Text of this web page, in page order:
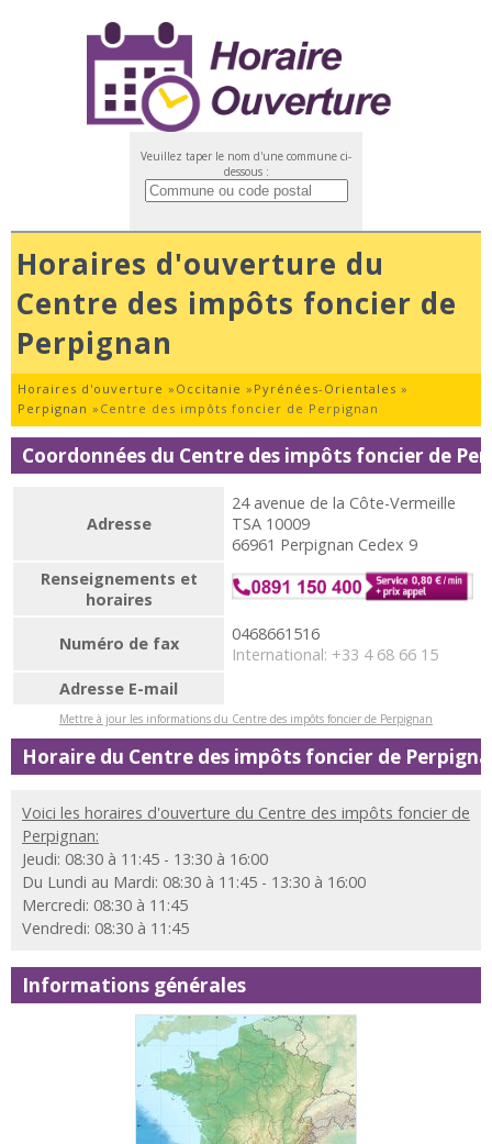
Veuillez taper le nom d'une commune ci-
dessous :
Horaires d'ouverture du
Centre des impôts foncier de
Perpignan
Horaires d'ouverture » Occitanie » Pyrénées-Orientales »
Perpignan » Centre des impôts foncier de Perpignan
Coordonnées du Centre des impôts foncier de
Adresse
24 avenue de la Côte-Vermeille
TSA 10009
66961 Perpignan Cedex 9
Renseignements et
horaires
Numéro de fax
0468661516
International: +33 4 68 66 15
Adresse E-mail
Mettre à jour les informations du Centre des impôts foncier de Perpignan
Horaire du Centre des impôts foncier de
Voici les horaires d'ouverture du Centre des impôts foncier de
Perpignan:
Jeudi: 08:30 à 11:45 - 13:30 à 16:00
Du Lundi au Mardi: 08:30 à 11:45 - 13:30 à 16:00
Mercredi: 08:30 à 11:45
Vendredi: 08:30 à 11:45
Informations générales